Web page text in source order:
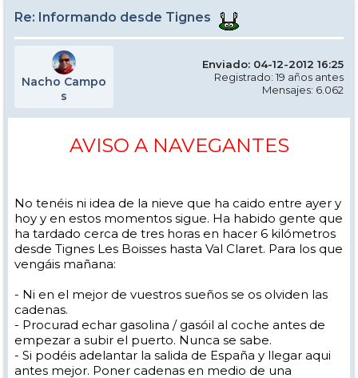
Re: Informando desde Tignes
Nacho Campo
s
Enviado: 04-12-2012 16:25
Registrado: 19 años antes
Mensajes: 6.062
AVISO A NAVEGANTES
No tenéis ni idea de la nieve que ha caido entre ayer y
hoy y en estos momentos sigue. Ha habido gente que
ha tardado cerca de tres horas en hacer 6 kilómetros
desde Tignes Les Boisses hasta Val Claret. Para los que
vengáis mañana:
- Ni en el mejor de vuestros sueños se os olviden las
cadenas.
- Procurad echar gasolina / gasóil al coche antes de
empezar a subir el puerto. Nunca se sabe.
- Si podéis adelantar la salida de España y llegar aqui
antes mejor. Poner cadenas en medio de una